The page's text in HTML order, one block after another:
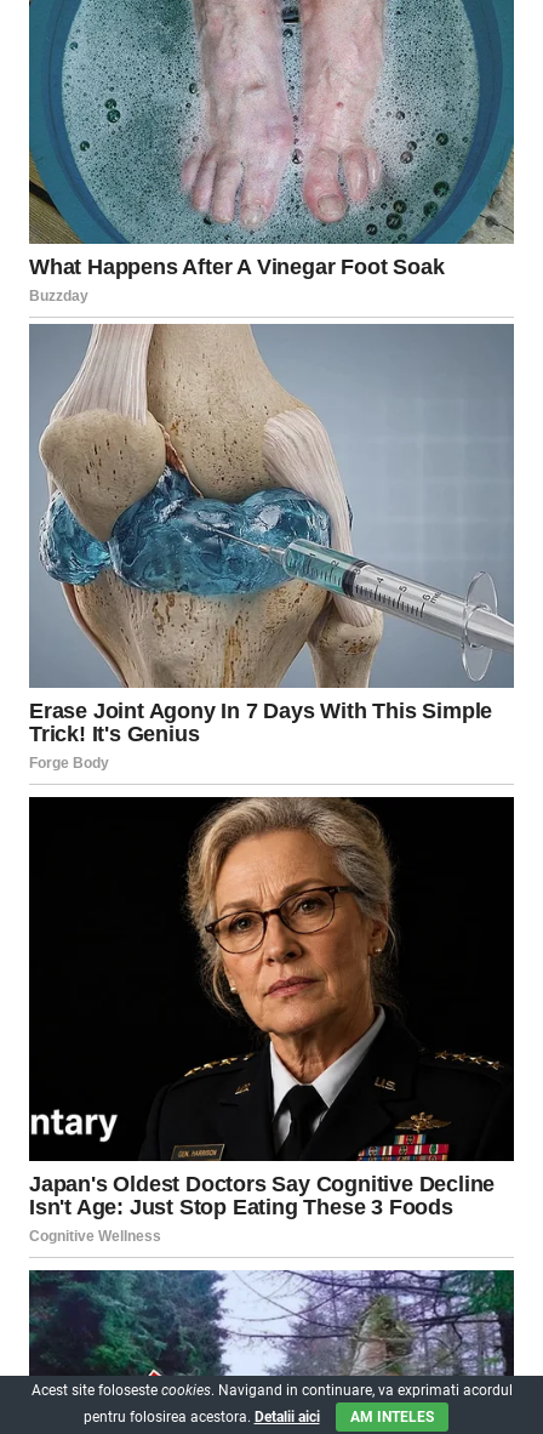
Acest site foloseste cookies. Navigand in continuare, va exprimati acordul
pentru folosirea acestora. Detalii aici AM INTELES